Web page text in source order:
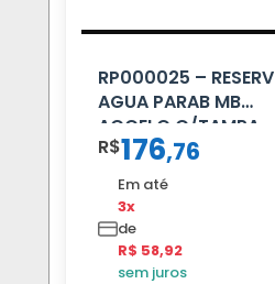
RP000025 – RESERV
AGUA PARAB MB
ACCELO C/TAMPA
R$176,76
Em até
3x
de
R$ 58,92
sem juros